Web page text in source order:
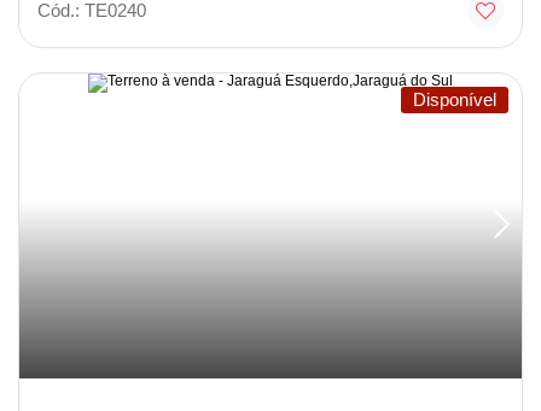
Cód.: TE0240
Disponível